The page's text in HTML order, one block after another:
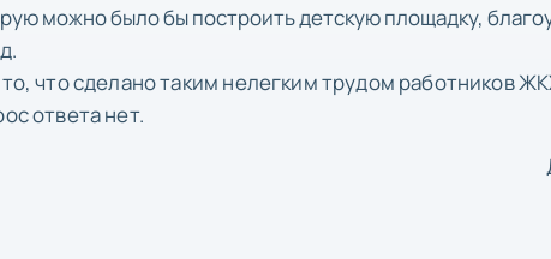
можно было бы построить детскую площадку,
что сделано таким нелегким трудом работников
ответа нет.